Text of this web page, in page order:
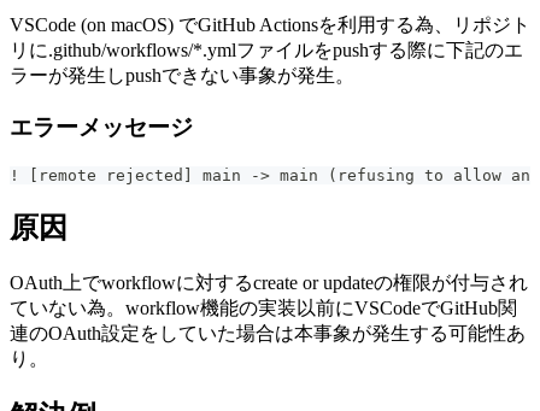
VSCode (on macOS) でGitHub Actionsを利用する為、リポジト
リに.github/workflows/*.ymlファイルをpushする際に下記のエ
ラーが発生しpushできない事象が発生。
エラーメッセージ
! [remote rejected] main -> main (refusing to allow an
原因
OAuth上でworkflowに対するcreate or updateの権限が付与され
ていない為。workflow機能の実装以前にVSCodeでGitHub関
連のOAuth設定をしていた場合は本事象が発生する可能性あ
り。